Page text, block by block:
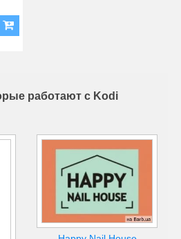
работают с Kodi